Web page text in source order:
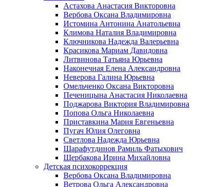
Астахова Анастасия Викторовна
Вербова Оксана Владимировна
Истомина Антонина Анатольевна
Климова Наталия Владимировна
Ключникова Надежда Валерьевна
Красикова Мариам Давидовна
Литвинова Татьяна Юрьевна
Наконечная Елена Александровна
Неверова Галина Юрьевна
Омельченко Оксана Викторовна
Печеницына Анастасия Николаевна
Поджарова Виктория Владимировна
Попова Ольга Николаевна
Приставкина Мария Евгеньевна
Пугач Юлия Олеговна
Светлова Надежда Юрьевна
Шарафутдинов Рамиль Фатыхович
Щербакова Ирина Михайловна
Детская психокоррекция
Вербова Оксана Владимировна
Ветрова Ольга Александровна